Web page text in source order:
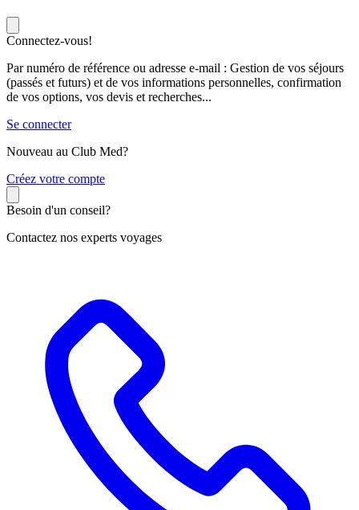
Connectez-vous!
Par numéro de référence ou adresse e-mail : Gestion de vos séjours
(passés et futurs) et de vos informations personnelles, confirmation
de vos options, vos devis et recherches...
Se connecter
Nouveau au Club Med?
Créez votre compte
Besoin d'un conseil?
Contactez nos experts voyages